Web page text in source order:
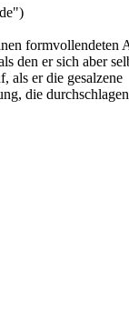
formvollendeten
den er sich aber
als er die gesalzene
die